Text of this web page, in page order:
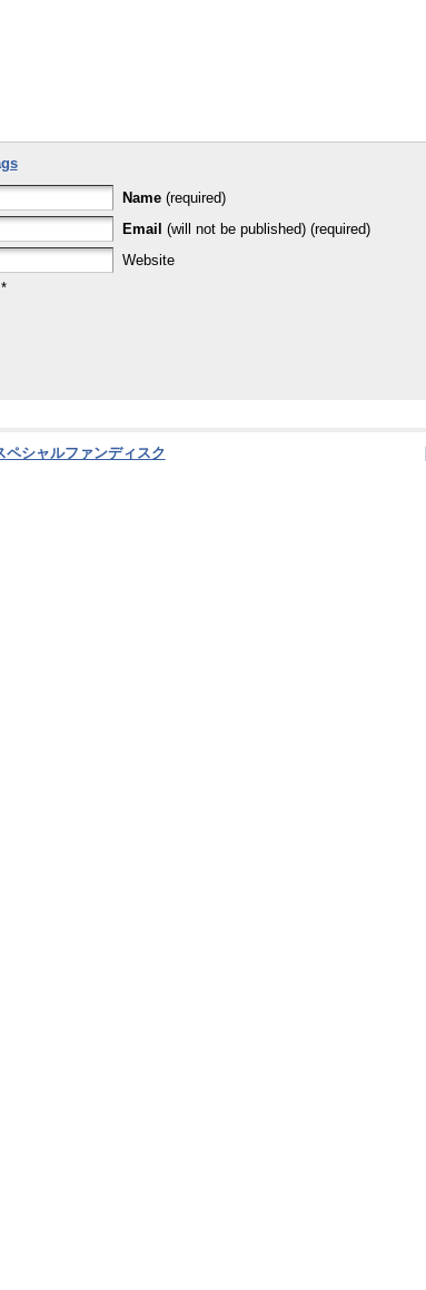
Name (required)
Email (will not be published) (required)
Website
ペシャルファンディスク